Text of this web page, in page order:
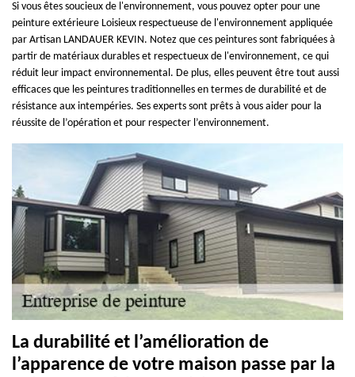
Si vous êtes soucieux de l'environnement, vous pouvez opter pour une
peinture extérieure Loisieux respectueuse de l'environnement appliquée
par Artisan LANDAUER KEVIN. Notez que ces peintures sont fabriquées à
partir de matériaux durables et respectueux de l'environnement, ce qui
réduit leur impact environnemental. De plus, elles peuvent être tout aussi
efficaces que les peintures traditionnelles en termes de durabilité et de
résistance aux intempéries. Ses experts sont prêts à vous aider pour la
réussite de l’opération et pour respecter l’environnement.
La durabilité et l’amélioration de
l’apparence de votre maison passe par la